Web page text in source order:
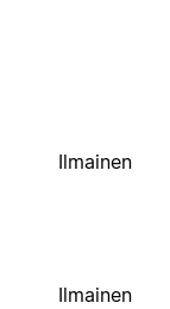
Ilmainen
Ilmainen